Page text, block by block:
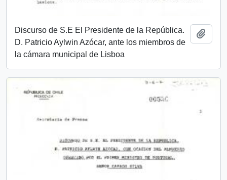
Discurso de S.E El Presidente de la República.
D. Patricio Aylwin Azócar, ante los miembros de
la cámara municipal de Lisboa